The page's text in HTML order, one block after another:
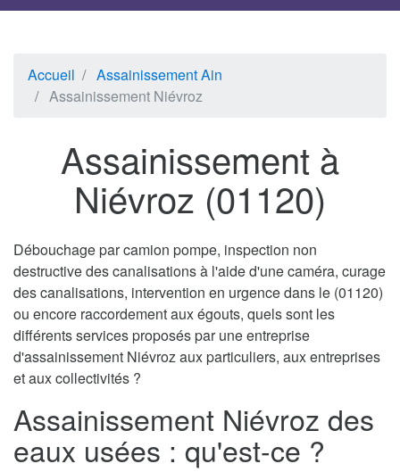
Accueil
Assainissement Ain
Assainissement Niévroz
Assainissement à
Niévroz (01120)
Débouchage par camion pompe, inspection non
destructive des canalisations à l'aide d'une caméra, curage
des canalisations, intervention en urgence dans le (01120)
ou encore raccordement aux égouts, quels sont les
différents services proposés par une entreprise
d'assainissement Niévroz aux particuliers, aux entreprises
et aux collectivités ?
Assainissement Niévroz des
eaux usées : qu'est-ce ?